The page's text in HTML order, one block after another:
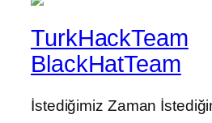
TurkHackTeam
BlackHatTeam
İstediğimiz Zaman